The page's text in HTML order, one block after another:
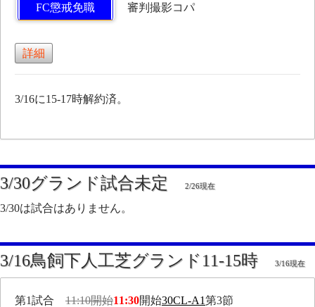
FC懲戒免職 審判撮影コパ
詳細
3/16に15-17時解約済。
3/30グランド試合未定 2/26現在
3/30は試合はありません。
3/16鳥飼下人工芝グランド11-15時 3/16現在
第1試合 11:10開始11:30開始30CL-A1第3節